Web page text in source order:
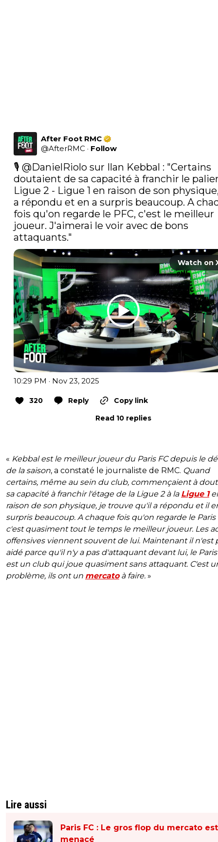
After Foot RMC
@AfterRMC · Follow
🎙 @DanielRiolo sur Ilan Kebbal : "Certains
doutaient de sa capacité à franchir le
Ligue 2 - Ligue 1 en raison de son
a répondu et en a surpris beaucoup. A
fois qu'on regarde le PFC, c'est le meilleur
joueur. J'aimerai le voir avec de bons
attaquants."
Watch on
10:29 PM · Nov 23, 2025
320 Reply
Copy link
Read 10 replies
« Kebbal est le meilleur joueur du Paris FC depuis le
de la saison, a constaté le journaliste de RMC. Quand
certains, même au sein du club, commençaient à
sa capacité à franchir l'étage de la Ligue 2 à la Ligue 1
raison de son physique, je trouve qu'il a répondu et il
surpris beaucoup. A chaque fois qu'on regarde le Paris
c'est quasiment tout le temps le meilleur joueur. Les
offensives viennent souvent de lui. Maintenant il n'est
aidé parce qu'il n'y a pas d'attaquant devant lui, le Paris
est un club qui joue quasiment sans attaquant. C'est
problème, ils ont un mercatoà faire. »
Lire aussi
Paris FC : Le gros flop du mercato est
menacé